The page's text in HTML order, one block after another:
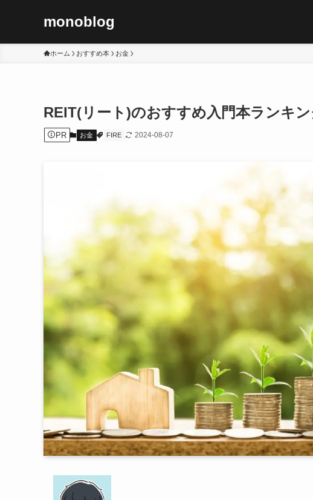
monoblog
ホーム おすすめ本 お金
REIT(リート)のおすすめ入門本ランキン
PR お金 FIRE 2024-08-07